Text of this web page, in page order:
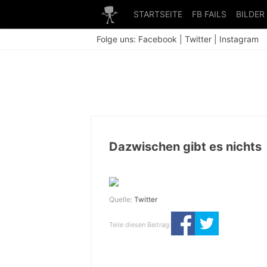
STARTSEITE FB FAILS BILDER
Folge uns: Facebook Twitter Instagram
Dazwischen gibt es nichts
Quelle: Twitter
Teile diesen Beitrag: